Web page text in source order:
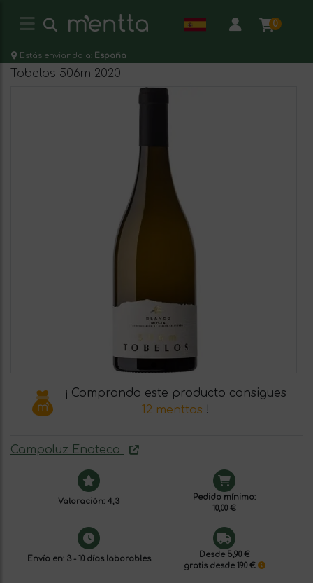
0
Estás enviando a: España
Tobelos 506m 2020
¡ Comprando este producto consigues
12 menttos !
Campoluz Enoteca
Valoración: 4,3
Pedido mínimo:
10,00 €
Envío en: 3 - 10 días laborables
Desde 5,90 €
gratis desde 190 €